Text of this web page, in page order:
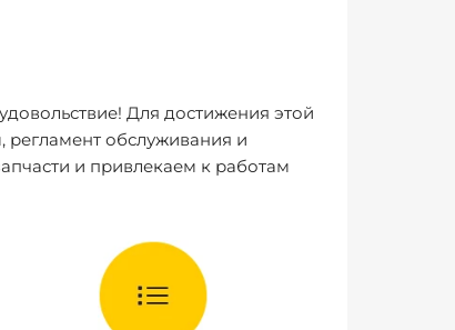
Для достижения этой
обслуживания и
и привлекаем к работам